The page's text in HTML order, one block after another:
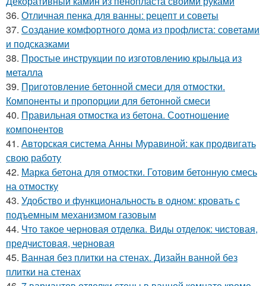
36. Отличная пенка для ванны: рецепт и советы
37. Создание комфортного дома из профлиста: советами
и подсказками
38. Простые инструкции по изготовлению крыльца из
металла
39. Приготовление бетонной смеси для отмостки.
Компоненты и пропорции для бетонной смеси
40. Правильная отмостка из бетона. Соотношение
компонентов
41. Авторская система Анны Муравиной: как продвигать
свою работу
42. Марка бетона для отмостки. Готовим бетонную смесь
на отмостку
43. Удобство и функциональность в одном: кровать с
подъемным механизмом газовым
44. Что такое черновая отделка. Виды отделок: чистовая,
предчистовая, черновая
45. Ванная без плитки на стенах. Дизайн ванной без
плитки на стенах